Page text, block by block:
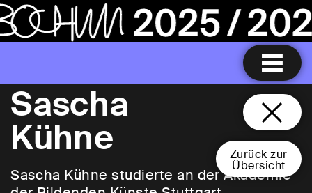
Zurück zur
Übersicht
Sascha
Kühne
Sascha Kühne studierte an der Akademie